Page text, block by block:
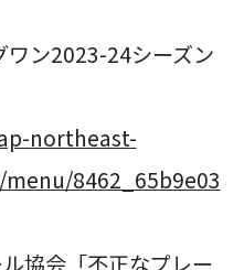
ワン2023-24シーズン
northeast-
8462_65b9e03
協会「不正なプレー